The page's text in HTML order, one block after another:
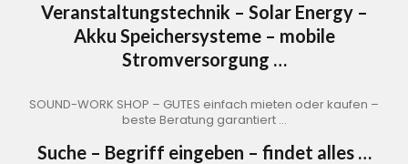
Veranstaltungstechnik – Solar Energy –
Akku Speichersysteme – mobile
Stromversorgung …
SOUND-WORK SHOP – GUTES einfach mieten oder kaufen –
beste Beratung garantiert …
Suche – Begriff eingeben – findet alles …